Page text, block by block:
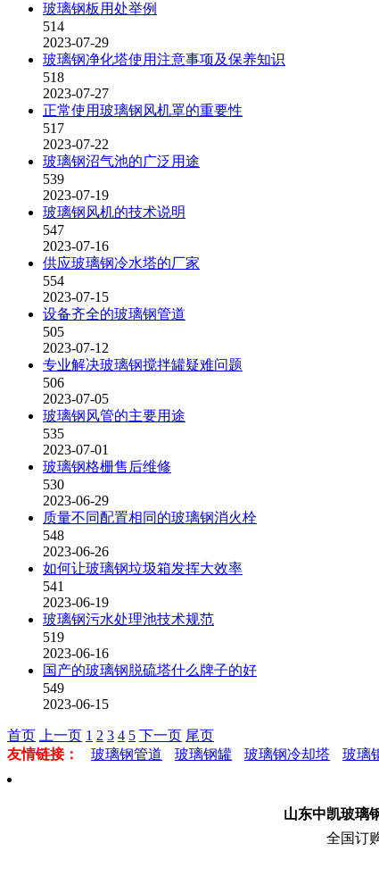
玻璃钢板用处举例
514
2023-07-29
玻璃钢净化塔使用注意事项及保养知识
518
2023-07-27
正常使用玻璃钢风机罩的重要性
517
2023-07-22
玻璃钢沼气池的广泛用途
539
2023-07-19
玻璃钢风机的技术说明
547
2023-07-16
供应玻璃钢冷水塔的厂家
554
2023-07-15
设备齐全的玻璃钢管道
505
2023-07-12
专业解决玻璃钢搅拌罐疑难问题
506
2023-07-05
玻璃钢风管的主要用途
535
2023-07-01
玻璃钢格栅售后维修
530
2023-06-29
质量不同配置相同的玻璃钢消火栓
548
2023-06-26
如何让玻璃钢垃圾箱发挥大效率
541
2023-06-19
玻璃钢污水处理池技术规范
519
2023-06-16
国产的玻璃钢脱硫塔什么牌子的好
549
2023-06-15
首页 上一页 1 2 3 4 5 下一页 尾页
友情链接：
玻璃钢管道 玻璃钢罐 玻璃钢冷却塔 玻璃
山东中凯玻璃
全国订